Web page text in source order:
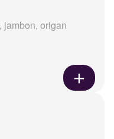
jambon, origan